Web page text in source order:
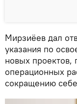
Мирзиёев дал
указания по
новых проектов,
операционных
сокращению